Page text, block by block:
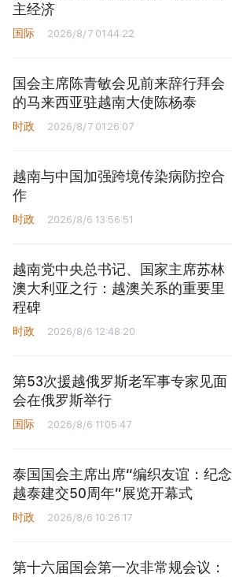
主经济
国际 2026/8/7 01:44:22
国会主席陈青敏会见前来辞行拜会
的马来西亚驻越南大使陈杨泰
时政 2026/8/7 01:26:07
越南与中国加强跨境传染病防控合
作
时政 2026/8/6 13:56:51
越南党中央总书记、国家主席苏林
澳大利亚之行：越澳关系的重要里
程碑
时政 2026/8/6 12:48:20
第53次援越俄罗斯老军事专家见面
会在俄罗斯举行
国际 2026/8/6 11:05:47
泰国国会主席出席“编织友谊：纪念
越泰建交50周年”展览开幕式
时政 2026/8/6 10:26:17
第十六届国会第一次非常规会议：